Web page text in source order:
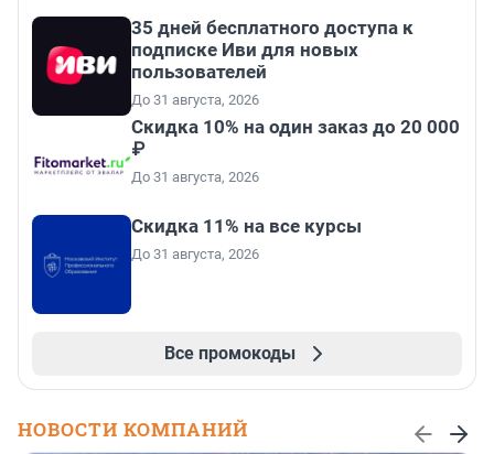
35 дней бесплатного доступа к
подписке Иви для новых
пользователей
До 31 августа, 2026
Скидка 10% на один заказ до 20 000
₽
До 31 августа, 2026
Скидка 11% на все курсы
До 31 августа, 2026
Все промокоды
НОВОСТИ КОМПАНИЙ